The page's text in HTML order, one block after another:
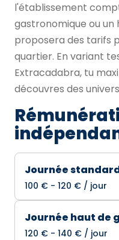
l'établissement
gastronomique ou
proposera des tarifs
quartier. En variant
Extracadabra, tu
découvres des
Journée
100 € - 120 € / jour
Journée haut de
120 € - 140 € / jour